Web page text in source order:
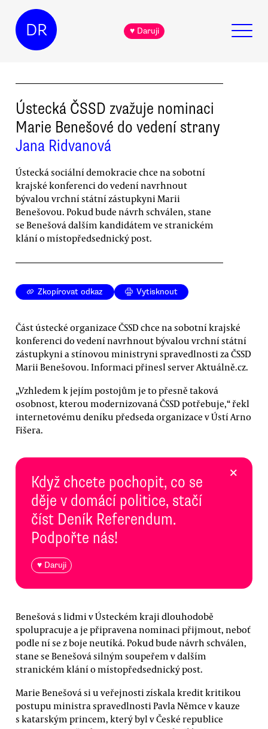
DR ♥ Daruji
Ústecká ČSSD zvažuje nominaci
Marie Benešové do vedení strany
Jana Ridvanová
Ústecká sociální demokracie chce na sobotní
krajské konferenci do vedení navrhnout
bývalou vrchní státní zástupkyni Marii
Benešovou. Pokud bude návrh schválen, stane
se Benešová dalším kandidátem ve stranickém
klání o místopředsednický post.
Zkopírovat odkaz Vytisknout
Část ústecké organizace ČSSD chce na sobotní krajské
konferenci do vedení navrhnout bývalou vrchní státní
zástupkyni a stínovou ministryni spravedlnosti za ČSSD
Marii Benešovou. Informaci přinesl server Aktuálně.cz.
„Vzhledem k jejím postojům je to přesně taková
osobnost, kterou modernizovaná ČSSD potřebuje,“ řekl
internetovému deníku předseda organizace v Ústí Arno
Fišera.
Když chcete pochopit, co se
děje v domácí politice, stačí
číst Deník Referendum.
Podpořte nás!
♥ Daruji
×
Benešová s lidmi v Ústeckém kraji dlouhodobě
spolupracuje a je připravena nominaci přijmout, neboť
podle ní se z boje neutíká. Pokud bude návrh schválen,
stane se Benešová silným soupeřem v dalším
stranickém klání o místopředsednický post.
Marie Benešová si u veřejnosti získala kredit kritikou
postupu ministra spravedlnosti Pavla Němce v kauze
s katarským princem, který byl v České republice